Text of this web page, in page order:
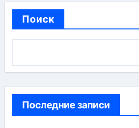
Поиск
Последние записи